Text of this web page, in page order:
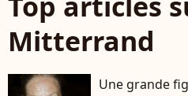
Mitterrand
Une grande